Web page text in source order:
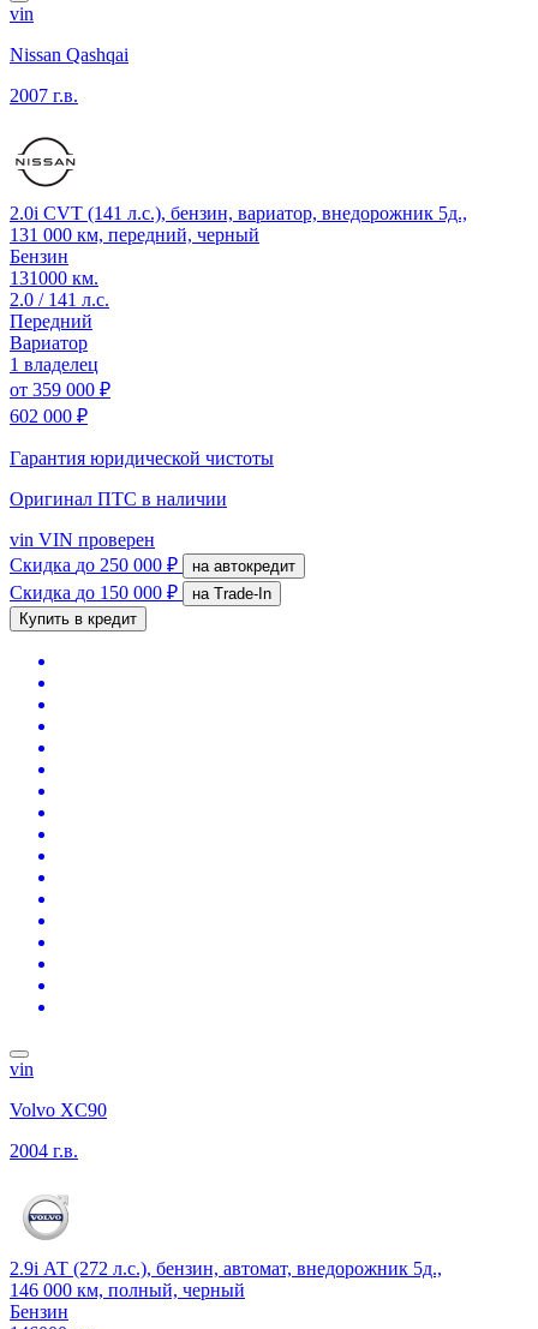
vin
Nissan Qashqai
2007 г.в.
2.0i CVT (141 л.с.), бензин, вариатор, внедорожник 5д.,
131 000 км, передний, черный
Бензин
131000 км.
2.0 / 141 л.с.
Передний
Вариатор
1 владелец
от 359 000 ₽
602 000 ₽
Гарантия юридической чистоты
Оригинал ПТС в наличии
vin VIN проверен
Скидка до 250 000 ₽ на автокредит
Скидка до 150 000 ₽
на Trade-In
Купить в кредит
vin
Volvo XC90
2004 г.в.
2.9i АТ (272 л.с.), бензин, автомат, внедорожник 5д.,
146 000 км, полный, черный
Бензин